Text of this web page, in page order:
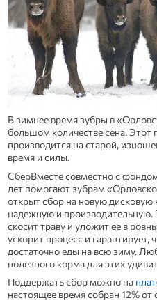
В зимнее время зубры в
большом количестве сена. Этот
производится на старой,
время и силы.
СберВместе совместно с
лет помогают зубрам
открыт сбор на новую дисковую
надежную и
скосит траву и уложит ее в
ускорит процесс и гарантирует,
достаточно еды на всю зиму.
полезного корма для этих
Поддержать сбор можно на
настоящее время собран 12% от